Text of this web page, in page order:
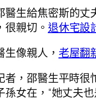
醫生給焦密斯的丈
親切。 退休宅設
像親人， 老屋翻
者，邵醫生平時
孫女在，“她丈夫